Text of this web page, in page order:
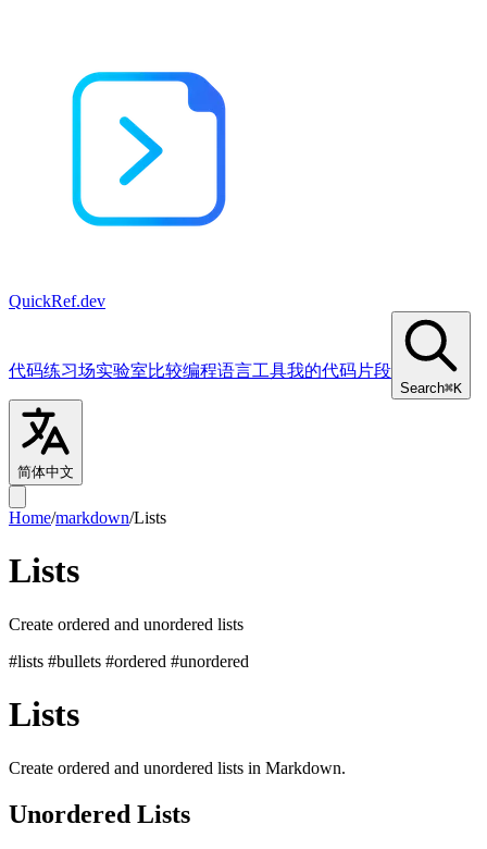
QuickRef.dev
代码练习场实验室比较编程语言工具我的代码片段
Search⌘K
简体中文
Home/markdown/Lists
Lists
Create ordered and unordered lists
#lists #bullets #ordered #unordered
Lists
Create ordered and unordered lists in Markdown.
Unordered Lists